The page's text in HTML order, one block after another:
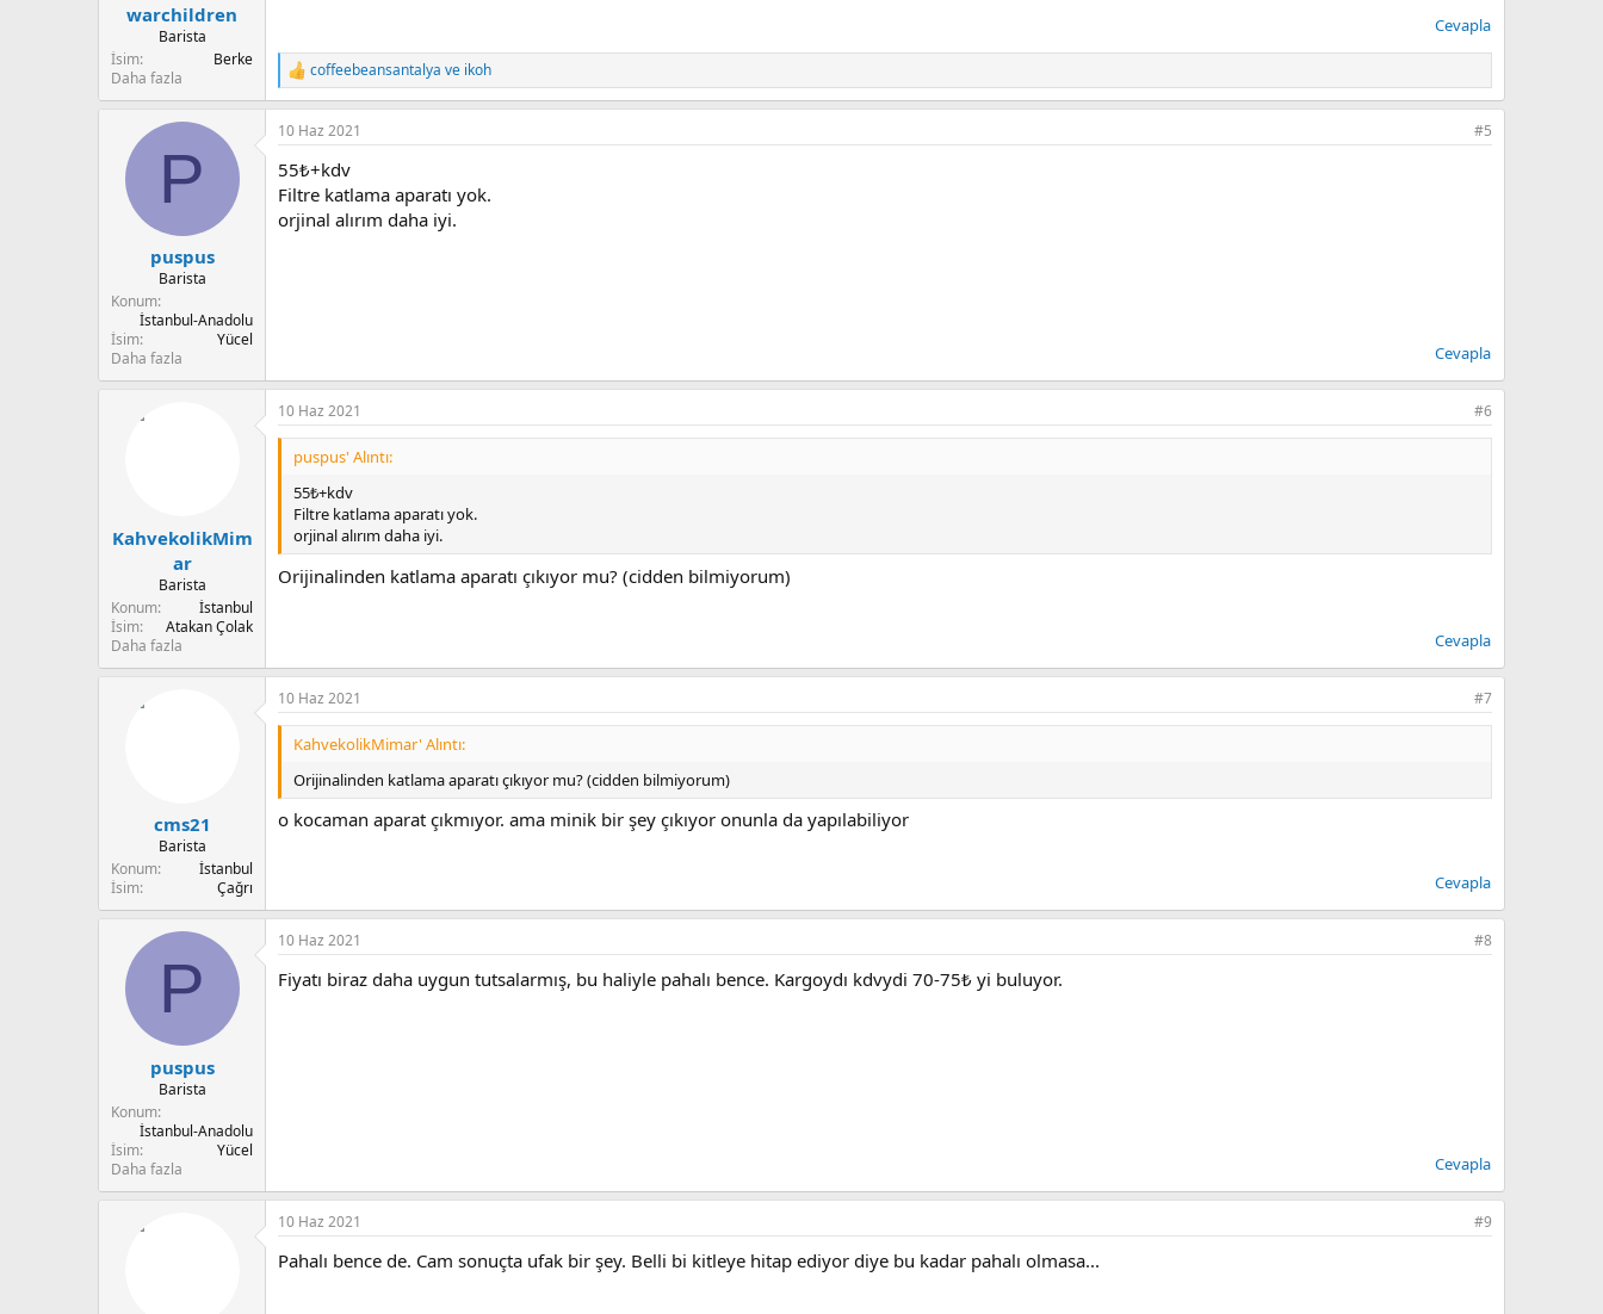
warchildren
Barista
İsim
Berke
Daha fazla
Cevapla
T
e
p
k
l
e
:
coffeebeansantalya ve ikoh
P
puspus
Barista
Konum
İstanbul-Anadolu
İsim
Yücel
Daha fazla
10 Haz 2021 #5
55₺+kdv
Filtre katlama aparatı yok.
orjinal alırım daha iyi.
Cevapla
KahvekolikMim
ar
Barista
Konum
İstanbul
İsim
Atakan Çolak
Daha fazla
10 Haz 2021 #6
puspus' Alıntı:
55₺+kdv
Filtre katlama aparatı yok.
orjinal alırım daha iyi.
Orijinalinden katlama aparatı çıkıyor mu? (cidden bilmiyorum)
Cevapla
cms21
Barista
Konum
İstanbul
İsim
Çağrı
10 Haz 2021 #7
KahvekolikMimar' Alıntı:
Orijinalinden katlama aparatı çıkıyor mu? (cidden bilmiyorum)
o kocaman aparat çıkmıyor. ama minik bir şey çıkıyor onunla da yapılabiliyor
Cevapla
P
puspus
Barista
Konum
İstanbul-Anadolu
İsim
Yücel
Daha fazla
10 Haz 2021 #8
Fiyatı biraz daha uygun tutsalarmış, bu haliyle pahalı bence. Kargoydı kdvydi 70-75₺ yi buluyor.
Cevapla
10 Haz 2021 #9
Pahalı bence de. Cam sonuçta ufak bir şey. Belli bi kitleye hitap ediyor diye bu kadar pahalı olmasa...